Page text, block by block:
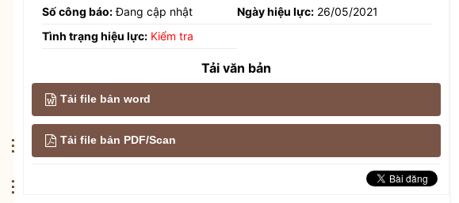
Số công báo:Đang cập nhật Ngày hiệu lực: 26/05/2021
Tình trạng hiệu lực: Kiểm tra
Tải văn bản
Tải file bản word
Tải file bản PDF/Scan
⋮
⋮